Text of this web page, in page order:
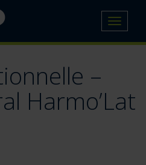
Toggle
–
Harmo’Lat